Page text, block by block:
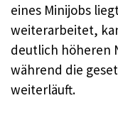
eines Minijobs
weiterarbeitet,
deutlich höheren
während die
weiterläuft.​